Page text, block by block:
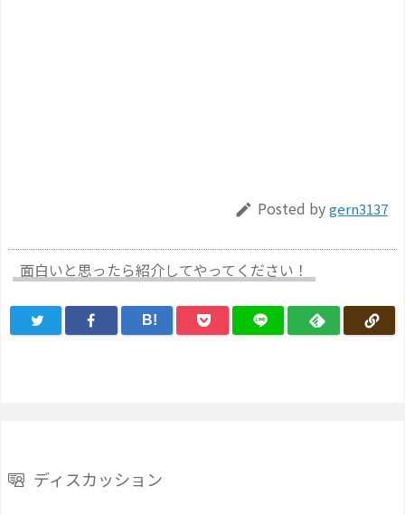
 Posted bygern3137
面白いと思ったら紹介してやってください！
B!
ディスカッション